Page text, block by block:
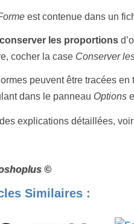
est contenue dans un
conserver les proportions
cocher la case Conserver
peuvent être tracées
dans le panneau Options
explications détaillées, voir
©
Similaires :